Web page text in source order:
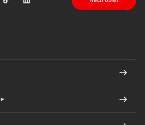
Youtube
auf Instagram
Sparkasse auf TikTok
Sparkasse auf LinkedIn